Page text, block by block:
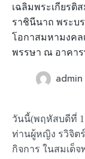
เฉลิมพระเกียรติ
ราชินีนาถ พระบ
โอกาสมหามงค
พรรษา ณ อาคา
admin
วันนี้(พฤหัสบดีที่
ท่านผู้หญิง รวิจิต
กิจการ ในสมเด็